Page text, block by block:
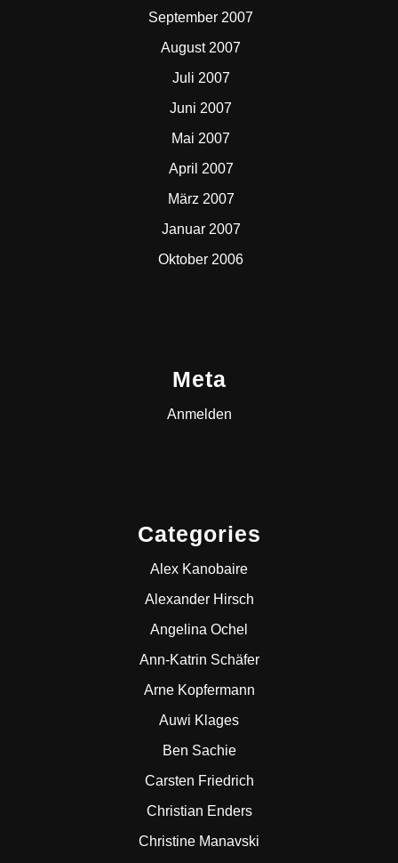
September 2007
August 2007
Juli 2007
Juni 2007
Mai 2007
April 2007
März 2007
Januar 2007
Oktober 2006
Meta
Anmelden
Categories
Alex Kanobaire
Alexander Hirsch
Angelina Ochel
Ann-Katrin Schäfer
Arne Kopfermann
Auwi Klages
Ben Sachie
Carsten Friedrich
Christian Enders
Christine Manavski